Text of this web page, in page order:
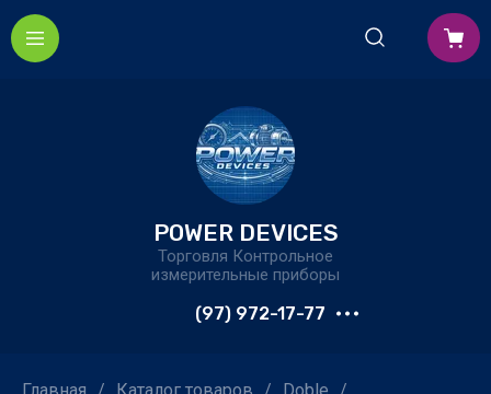
POWER DEVICES
Торговля Контрольное
измерительные приборы
(97) 972-17-77